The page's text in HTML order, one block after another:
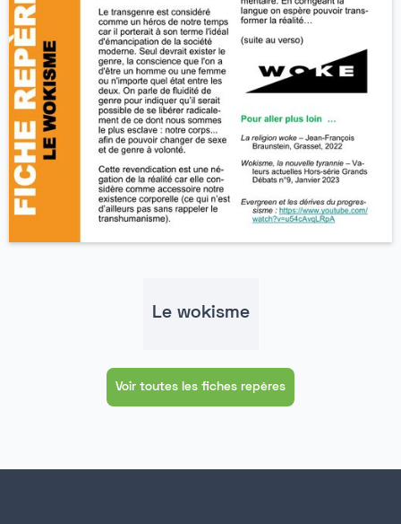
Le wokisme
Voir toutes les fiches repères